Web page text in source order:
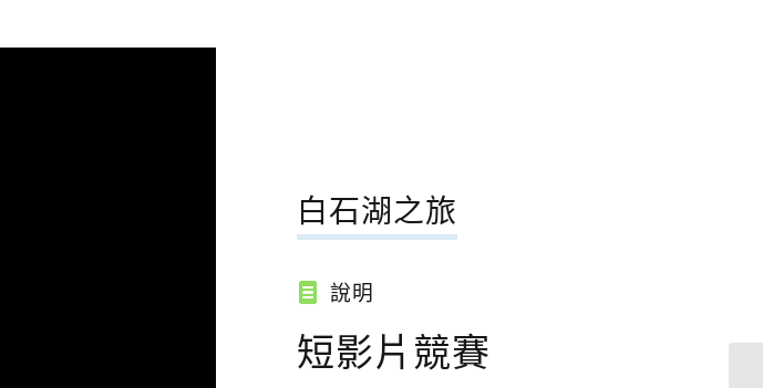
白石湖之旅
說明
短影片競賽